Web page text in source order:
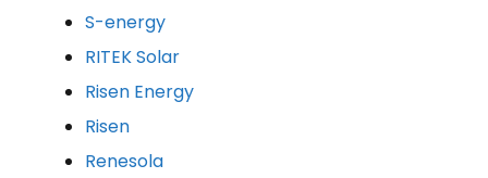
S-energy
RITEK Solar
Risen Energy
Risen
Renesola